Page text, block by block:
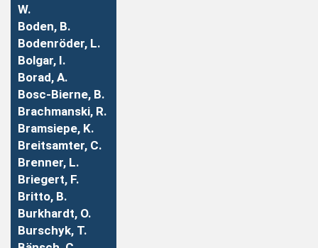
W.
Boden, B.
Bodenröder, L.
Bolgar, I.
Borad, A.
Bosc-Bierne, B.
Brachmanski, R.
Bramsiepe, K.
Breitsamter, C.
Brenner, L.
Briegert, F.
Britto, B.
Burkhardt, O.
Burschyk, T.